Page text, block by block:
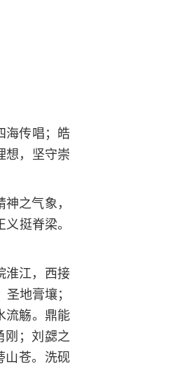
海传唱；皓
想，坚守崇
之气象，
义挺脊梁。
淮江，西接
地膏壤；
流觞。鼎能
刚；刘勰之
山苍。洗砚